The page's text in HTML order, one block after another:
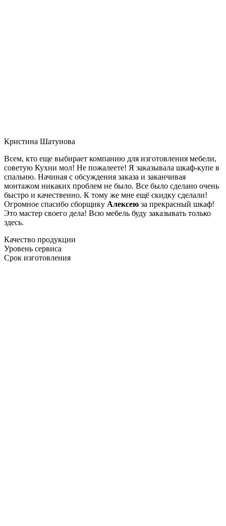
Кристина Шатунова
Всем, кто еще выбирает компанию для изготовления мебели,
советую Кухни мол! Не пожалеете! Я заказывала шкаф-купе в
спальню. Начиная с обсуждения заказа и заканчивая
монтажом никаких проблем не было. Все было сделано очень
быстро и качественно. К тому же мне ещё скидку сделали!
Огромное спасибо сборщику Алексею за прекрасный шкаф!
Это мастер своего дела! Всю мебель буду заказывать только
здесь.
Качество продукции
Уровень сервиса
Срок изготовления